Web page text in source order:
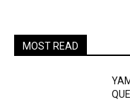
MOST READ